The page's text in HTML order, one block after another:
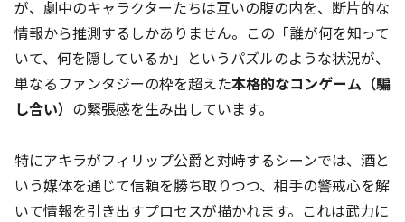
が、劇中のキャラクターたちは互いの腹の内を、断片的な
情報から推測するしかありません。この「誰が何を知って
いて、何を隠しているか」というパズルのような状況が、
単なるファンタジーの枠を超えた本格的なコンゲーム（騙
し合い） の緊張感を生み出しています。
特にアキラがフィリップ公爵と対峙するシーンでは、酒と
いう媒体を通じて信頼を勝ち取りつつ、相手の警戒心を解
いて情報を引き出すプロセスが描かれます。これは武力に